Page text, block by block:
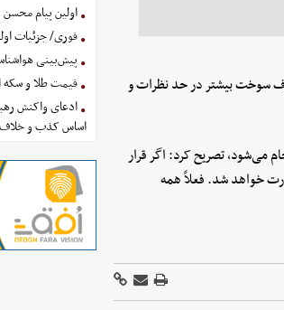
سوخت بیشتر در حد نظرات و
می‌شود، تصریح کرد: اگر قرار
خواهد شد. فعلاً همه
اولین پیام
فوری/ جزئیات
پیش‌بینی هواشناسی
قیمت طلا و سکه امروز
ادعای واکنش
اساس کذب و